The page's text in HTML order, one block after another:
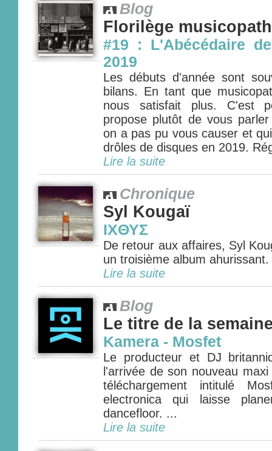
Blog
Florilège
#19 : L'Abécédaire
2019
Les débuts d'année sont
bilans. En tant que
nous satisfait plus. C'est
propose plutôt de vous
on a pas pu vous causer et
drôles de disques en 2019.
Lire la suite
Chronique
Syl Kougaï
ΙΧΘΥΣ
De retour aux affaires, Syl
un troisième album
Lire la suite
Blog
Le titre de la
Kamera - Mosfet
Le producteur et DJ
l'arrivée de son nouveau
téléchargement intitulé
electronica qui laisse
dancefloor. ...
Lire la suite